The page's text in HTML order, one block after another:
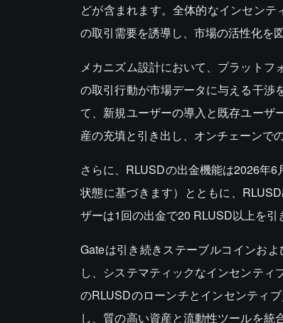
どが含まれます。全体的なインセン
の取引需要を誘導し、市場の活性化を図
メカニズム設計において、プラット
の取引行動が市場データに与える干渉
て、新規ユーザーの導入と既存ユーザ
産の充填と引き出し、オンチェーンで
さらに、RLUSDの出金機能は2026年
状態に基づきます）とともに、
ザーは1回の出金で20 RLUSD以上を引
Gateは引き続きステーブルコインお
し、システマティックなインセンテ
のRLUSDのローンチとインセンティ
し、質の高い資産と流動性ツールを